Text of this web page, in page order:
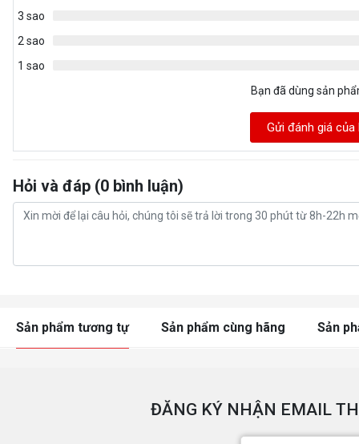
3 sao
2 sao
1 sao
Bạn đã dùng sản
Gửi đánh giá của
Hỏi và đáp (0 bình luận)
Sản phẩm tương tự Sản phẩm cùng hãng Sản
ĐĂNG KÝ NHẬN EMAIL